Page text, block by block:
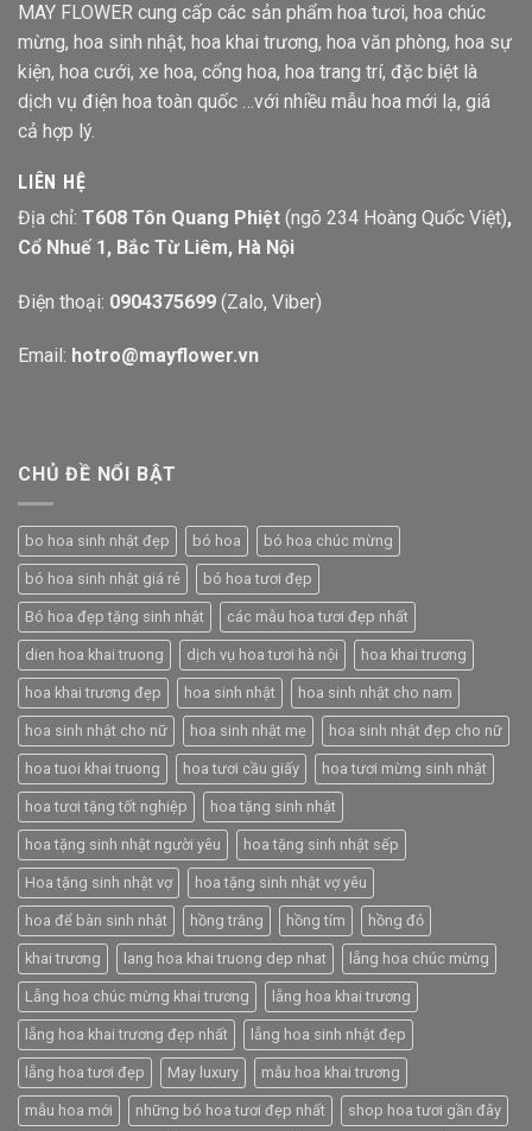
MAY FLOWER cung cấp các sản phẩm hoa tươi, hoa chúc
mừng, hoa sinh nhật, hoa khai trương, hoa văn phòng, hoa sự
kiện, hoa cưới, xe hoa, cổng hoa, hoa trang trí, đặc biệt là
dịch vụ điện hoa toàn quốc …với nhiều mẫu hoa mới lạ, giá
cả hợp lý.
LIÊN HỆ
Địa chỉ: T608 Tôn Quang Phiệt (ngõ 234 Hoàng Quốc Việt),
Cổ Nhuế 1, Bắc Từ Liêm, Hà Nội
Điện thoại: 0904375699 (Zalo, Viber)
Email: hotro@mayflower.vn
CHỦ ĐỀ NỔI BẬT
bo hoa sinh nhật đẹp bó hoa bó hoa chúc mừng
bó hoa sinh nhật giá rẻ bó hoa tươi đẹp
Bó hoa đẹp tặng sinh nhật các mẫu hoa tươi đẹp nhất
dien hoa khai truong dịch vụ hoa tươi hà nội hoa khai trương
hoa khai trương đẹp hoa sinh nhật hoa sinh nhật cho nam
hoa sinh nhật cho nữ hoa sinh nhật mẹ hoa sinh nhật đẹp cho nữ
hoa tuoi khai truong hoa tươi cầu giấy hoa tươi mừng sinh nhật
hoa tươi tặng tốt nghiệp hoa tặng sinh nhật
hoa tặng sinh nhật người yêu hoa tặng sinh nhật sếp
Hoa tặng sinh nhật vợ hoa tặng sinh nhật vợ yêu
hoa để bàn sinh nhật hồng trắng hồng tím hồng đỏ
khai trương lang hoa khai truong dep nhat lẵng hoa chúc mừng
Lẵng hoa chúc mừng khai trương lẵng hoa khai trương
lẵng hoa khai trương đẹp nhất lẵng hoa sinh nhật đẹp
lẵng hoa tươi đẹp May luxury mẫu hoa khai trương
mẫu hoa mới những bó hoa tươi đẹp nhất shop hoa tươi gần đây